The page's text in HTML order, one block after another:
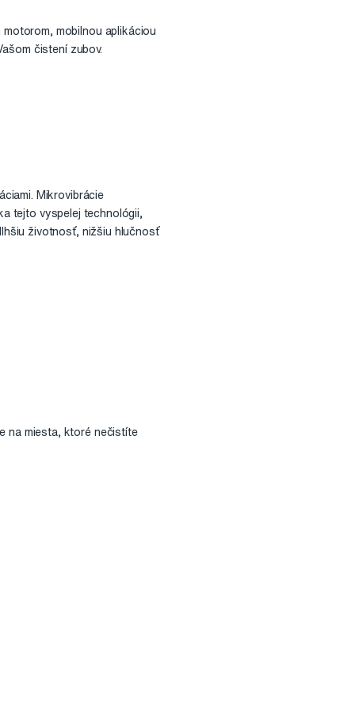
mobilnou aplikáciou
čistení zubov.
Mikrovibrácie
tejto vyspelej technológii,
životnosť, nižšiu hlučnosť
na miesta, ktoré nečistíte